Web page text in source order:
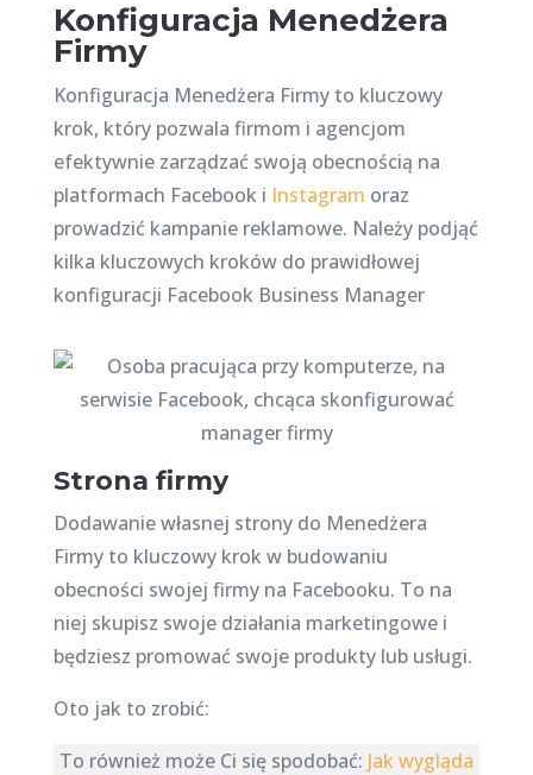
Konfiguracja Menedżera
Firmy
Konfiguracja Menedżera Firmy to kluczowy
krok, który pozwala firmom i agencjom
efektywnie zarządzać swoją obecnością na
platformach Facebook i Instagram oraz
prowadzić kampanie reklamowe. Należy podjąć
kilka kluczowych kroków do prawidłowej
konfiguracji Facebook Business Manager
Strona firmy
Dodawanie własnej strony do Menedżera
Firmy to kluczowy krok w budowaniu
obecności swojej firmy na Facebooku. To na
niej skupisz swoje działania marketingowe i
będziesz promować swoje produkty lub usługi.
Oto jak to zrobić:
To również może Ci się spodobać: Jak wygląda